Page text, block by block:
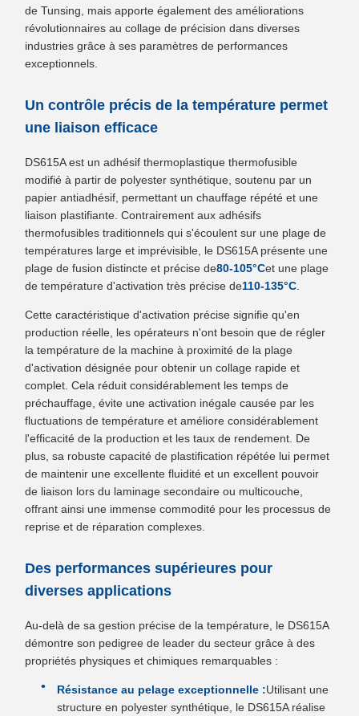
de Tunsing, mais apporte également des améliorations
révolutionnaires au collage de précision dans diverses
industries grâce à ses paramètres de performances
exceptionnels.
Un contrôle précis de la température permet
une liaison efficace
DS615A est un adhésif thermoplastique thermofusible
modifié à partir de polyester synthétique, soutenu par un
papier antiadhésif, permettant un chauffage répété et une
liaison plastifiante. Contrairement aux adhésifs
thermofusibles traditionnels qui s'écoulent sur une plage de
températures large et imprévisible, le DS615A présente une
plage de fusion distincte et précise de80-105°Cet une plage
de température d'activation très précise de110-135°C
Cette caractéristique d'activation précise signifie qu'en
production réelle, les opérateurs n'ont besoin que de régler
la température de la machine à proximité de la plage
d'activation désignée pour obtenir un collage rapide et
complet. Cela réduit considérablement les temps de
préchauffage, évite une activation inégale causée par les
fluctuations de température et améliore considérablement
l'efficacité de la production et les taux de rendement. De
plus, sa robuste capacité de plastification répétée lui permet
de maintenir une excellente fluidité et un excellent pouvoir
de liaison lors du laminage secondaire ou multicouche,
offrant ainsi une immense commodité pour les processus de
reprise et de réparation complexes.
Des performances supérieures pour
diverses applications
Au-delà de sa gestion précise de la température, le DS615A
démontre son pedigree de leader du secteur grâce à des
propriétés physiques et chimiques remarquables :
Résistance au pelage exceptionnelle :Utilisant une
structure en polyester synthétique, le DS615A réalise